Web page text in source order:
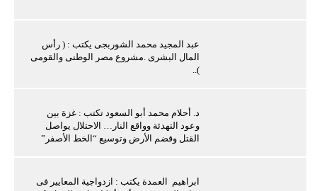
عبد المجيد محمد الشوربجى يكتب : ( رأس
المال البشرى .مشروع مصر الوطنى والقومى
)..
د. أحلام محمد أبو السعود تكتب : غزة بين
وعود التهدئة وواقع النار… الاحتلال يواصل
القتل وقضم الأرض وتوسيع “الخط الأصفر”
ابراهيم العمدة يكتب : ازدواجية المعايير فى